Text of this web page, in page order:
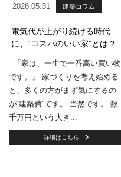
2026.05.31 建築コラム
電気代が上がり続ける時代
に、“コスパのいい家”とは？
「家は、一生で一番高い買い物
です。」 家づくりを考え始める
と、多くの方がまず気にするの
が“建築費”です。 当然です。 数
千万円という大き...
詳細はこちら